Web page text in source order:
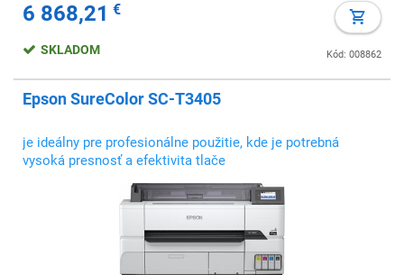
6 868,21 €
Kód: 008862
SKLADOM
Epson SureColor SC-T3405
je ideálny pre profesionálne použitie, kde je potrebná
vysoká presnosť a efektivita tlače